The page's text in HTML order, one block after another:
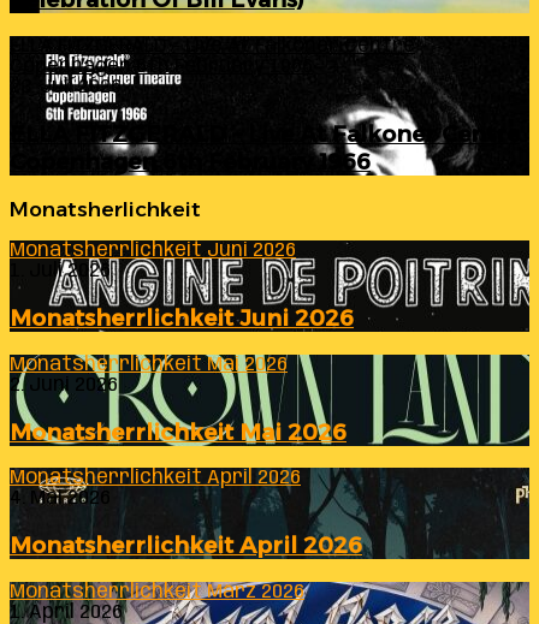
ELLA FITZGERALD – Live At Falkoner Centre
Copenhagen 6th February 1966
23. Juli 2026
ELLA FITZGERALD – Live At Falkoner Centre
Copenhagen 6th February 1966
Monatsherlichkeit
Monatsherrlichkeit Juni 2026
1. Juli 2026
Monatsherrlichkeit Juni 2026
Monatsherrlichkeit Mai 2026
2. Juni 2026
Monatsherrlichkeit Mai 2026
Monatsherrlichkeit April 2026
4. Mai 2026
Monatsherrlichkeit April 2026
Monatsherrlichkeit März 2026
1. April 2026